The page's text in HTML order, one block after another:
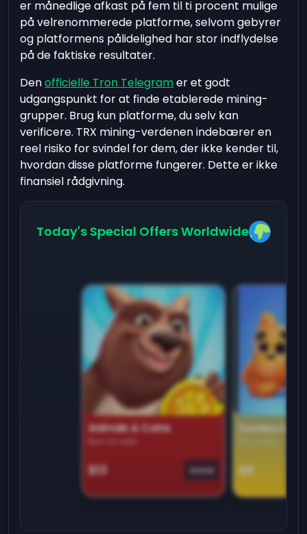
er månedlige afkast på fem til ti procent mulige
på velrenommerede platforme, selvom gebyrer
og platformens pålidelighed har stor indflydelse
på de faktiske resultater.
Denofficielle Tron Telegramer et godt
udgangspunkt for at finde etablerede mining-
grupper. Brug kun platforme, du selv kan
verificere. TRX mining-verdenen indebærer en
reel risiko for svindel for dem, der ikke kender til,
hvordan disse platforme fungerer. Dette er ikke
finansiel rådgivning.
Today's Special Offers Worldwide
Animals & Coins
Earn on side
$13 Game
Domino
$9